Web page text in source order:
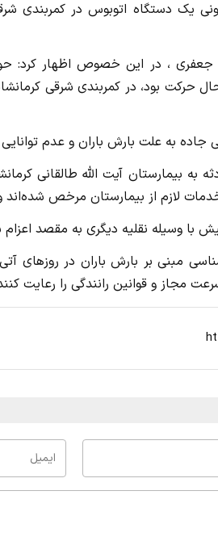
به علت بارش باران و عدم توانایی
به بیمارستان آیت الله طالقانی
لازم از بیمارستان مرخص
با وسیله نقلیه دیگری به مقصد
مبنی بر بارش باران در روزهای
مجاز و قوانین رانندگی را رعایت